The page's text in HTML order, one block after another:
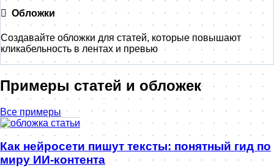
Обложки
Создавайте обложки для статей, которые повышают
кликабельность в лентах и превью
Примеры статей и обложек
Все примеры
Как нейросети пишут тексты: понятный гид по
миру ИИ-контента